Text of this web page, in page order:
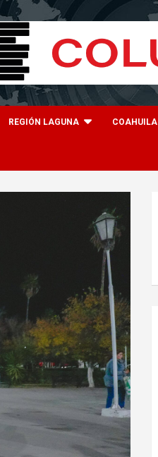
REGIÓN LAGUNA COAHUILA